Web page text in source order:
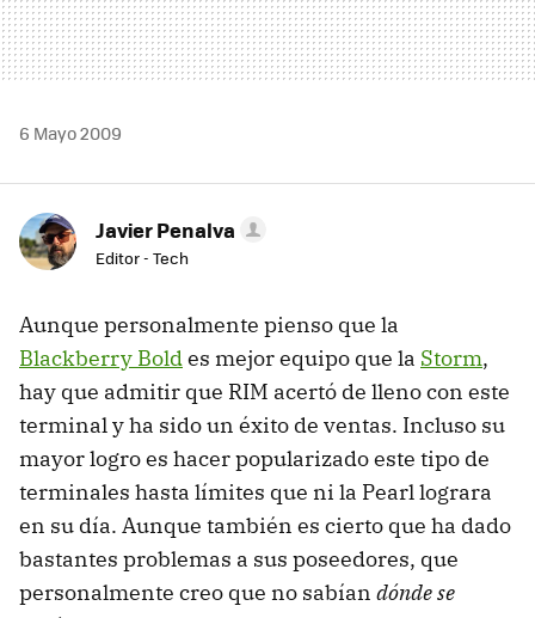
6 Mayo 2009
Javier Penalva
Editor - Tech
Aunque personalmente pienso que la
Blackberry Boldes mejor equipo que la Storm,
hay que admitir que RIM acertó de lleno con este
terminal y ha sido un éxito de ventas. Incluso su
mayor logro es hacer popularizado este tipo de
terminales hasta límites que ni la Pearl lograra
en su día. Aunque también es cierto que ha dado
bastantes problemas a sus poseedores, que
personalmente creo que no sabían dónde se